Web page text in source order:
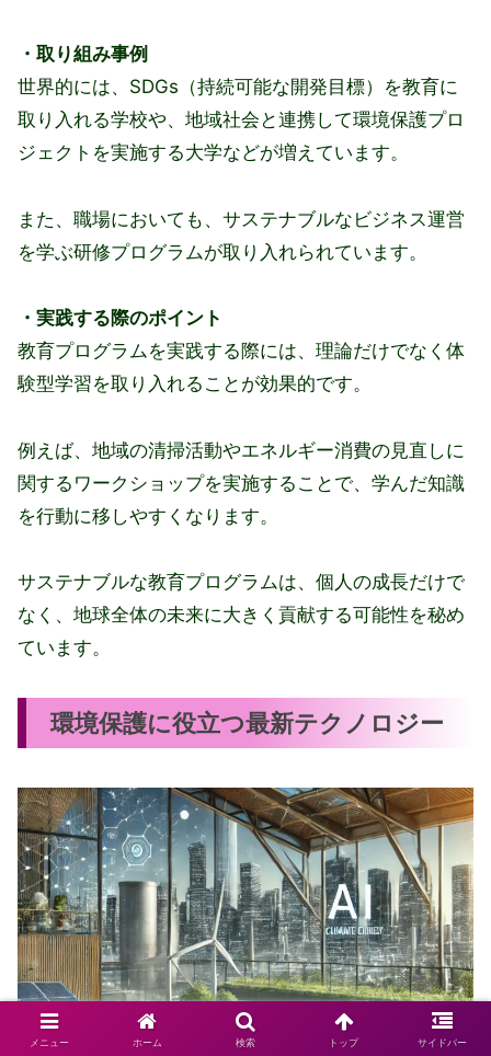
・取り組み事例
世界的には、SDGs（持続可能な開発目標）を教育に
取り入れる学校や、地域社会と連携して環境保護プロ
ジェクトを実施する大学などが増えています。
また、職場においても、サステナブルなビジネス運営
を学ぶ研修プログラムが取り入れられています。
・実践する際のポイント
教育プログラムを実践する際には、理論だけでなく体
験型学習を取り入れることが効果的です。
例えば、地域の清掃活動やエネルギー消費の見直しに
関するワークショップを実施することで、学んだ知識
を行動に移しやすくなります。
サステナブルな教育プログラムは、個人の成長だけで
なく、地球全体の未来に大きく貢献する可能性を秘め
ています。
環境保護に役立つ最新テクノロジー
メニュー ホーム 検索 トップ サイドバー